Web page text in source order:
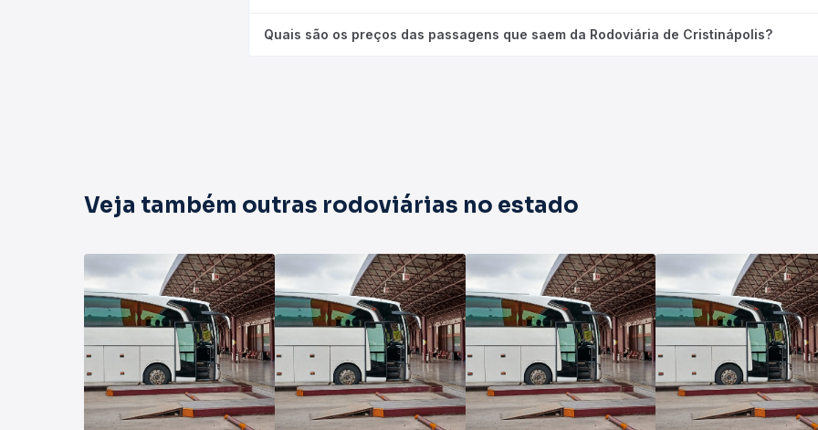
Quais são os preços das passagens que saem da Rodoviária de Cristinápolis?
Veja também outras rodoviárias no estado